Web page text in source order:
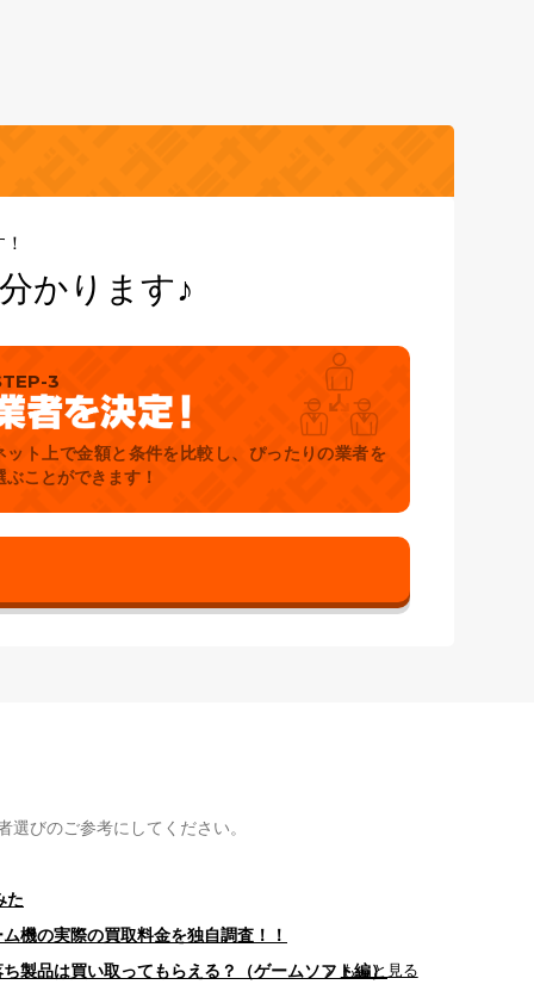
かります♪
3
ット上で金額と条件を比較し、ぴったりの業者を
ぶことができます！
びのご参考にしてください。
た
機の実際の買取料金を独自調査！！
製品は買い取ってもらえる？（ゲームソフト編）
もっと見る